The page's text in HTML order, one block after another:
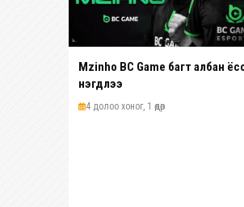
Mzinho BC Game багт албан
нэгдлээ
4 долоо хоног, 1 өдөр